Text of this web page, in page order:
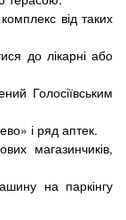
від таких
до лікарні або
Голосіївським
і ряд аптек.
магазинчиків,
на паркінгу